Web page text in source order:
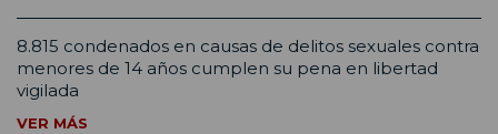
8.815 condenados en causas de delitos sexuales contra
menores de 14 años cumplen su pena en libertad
vigilada
VER MÁS